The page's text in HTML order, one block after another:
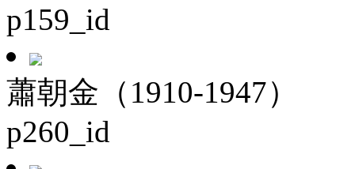
p159_id
蕭朝金（1910-1947）
p260_id